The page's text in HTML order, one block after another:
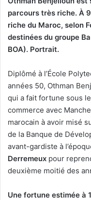
parcours très riche. À
riche du Maroc, selon
destinées du groupe
BOA). Portrait.
Diplômé à l’École
années 50, Othman
qui a fait fortune sous
commerce avec
marocain à avoir misé
de la Banque de
avant-gardiste à
Derremeux pour
deuxième moitié des
Une fortune estimée à